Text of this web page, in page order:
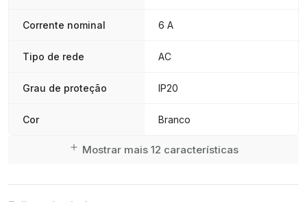
Corrente nominal 6 A
Tipo de rede AC
Grau de proteção IP20
Cor Branco
Mostrar mais 12 características